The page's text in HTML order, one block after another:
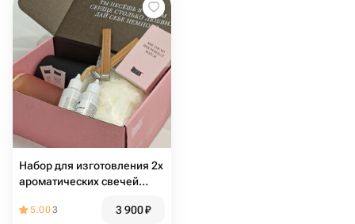
Набор для изготовления 2х
ароматических свечей
5.003 3 900₽